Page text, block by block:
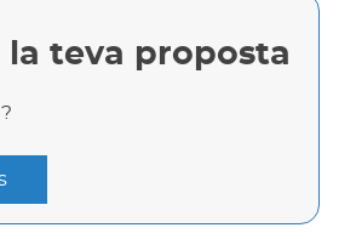
la teva proposta